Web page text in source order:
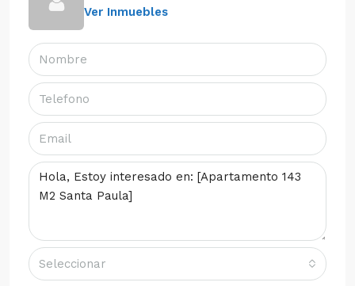
Ver Inmuebles
Seleccionar